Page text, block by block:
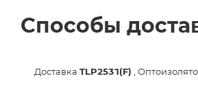
Способы
Доставка TLP2531(F) ,